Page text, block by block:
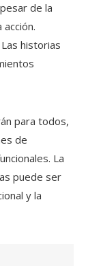
de la
Las historias
para todos,
de
La
puede ser
y la